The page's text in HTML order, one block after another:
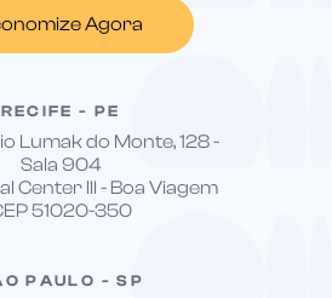
Agora
RECIFE - PE
Lumak do Monte, 128 -
Sala 904
Center III - Boa Viagem
51020-350
PAULO - SP